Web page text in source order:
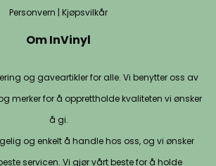
Personvern | Kjøpsvilkår
Om InVinyl
og gaveartikler for alle. Vi benytter oss av
merker for å opprettholde kvaliteten vi ønsker
å gi.
og enkelt å handle hos oss, og vi ønsker
servicen. Vi gjør vårt beste for å holde